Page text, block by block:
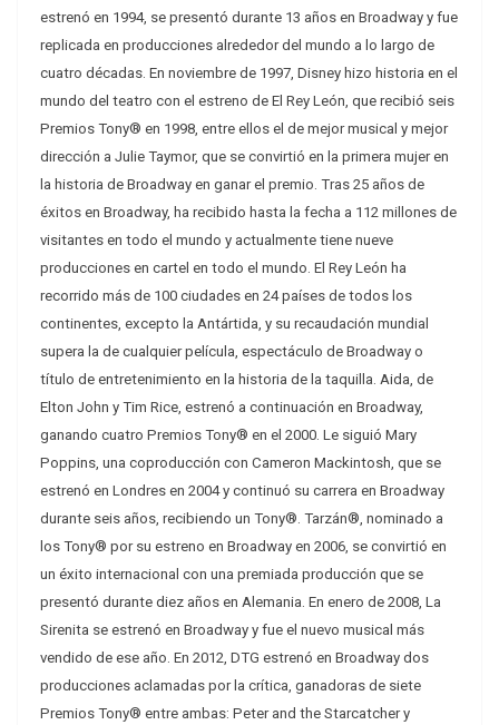
estrenó en 1994, se presentó durante 13 años en Broadway y fue
replicada en producciones alrededor del mundo a lo largo de
cuatro décadas. En noviembre de 1997, Disney hizo historia en el
mundo del teatro con el estreno de El Rey León, que recibió seis
Premios Tony® en 1998, entre ellos el de mejor musical y mejor
dirección a Julie Taymor, que se convirtió en la primera mujer en
la historia de Broadway en ganar el premio. Tras 25 años de
éxitos en Broadway, ha recibido hasta la fecha a 112 millones de
visitantes en todo el mundo y actualmente tiene nueve
producciones en cartel en todo el mundo. El Rey León ha
recorrido más de 100 ciudades en 24 países de todos los
continentes, excepto la Antártida, y su recaudación mundial
supera la de cualquier película, espectáculo de Broadway o
título de entretenimiento en la historia de la taquilla. Aida, de
Elton John y Tim Rice, estrenó a continuación en Broadway,
ganando cuatro Premios Tony® en el 2000. Le siguió Mary
Poppins, una coproducción con Cameron Mackintosh, que se
estrenó en Londres en 2004 y continuó su carrera en Broadway
durante seis años, recibiendo un Tony®. Tarzán®, nominado a
los Tony® por su estreno en Broadway en 2006, se convirtió en
un éxito internacional con una premiada producción que se
presentó durante diez años en Alemania. En enero de 2008, La
Sirenita se estrenó en Broadway y fue el nuevo musical más
vendido de ese año. En 2012, DTG estrenó en Broadway dos
producciones aclamadas por la crítica, ganadoras de siete
Premios Tony® entre ambas: Peter and the Starcatcher y